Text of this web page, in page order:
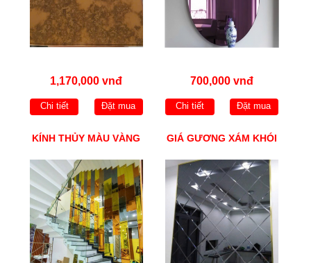
1,170,000 vnđ
Chi tiết Đặt mua
700,000 vnđ
Chi tiết Đặt mua
KÍNH THỦY MÀU VÀNG GIÁ GƯƠNG XÁM KHÓI